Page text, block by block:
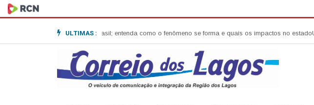
ULTIMAS :
bomba no Sul do Brasil; entenda como o fenômeno se forma e quais os impactos no estado Uma